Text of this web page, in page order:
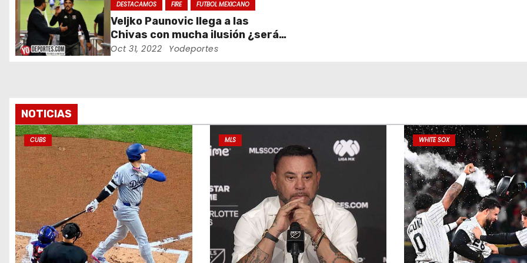
e
e
r
a
d
a
s
DESTACAMOS FIRE FUTBOL MEXICANO
Veljko Paunovic llega a las
Chivas con mucha ilusión ¿será
suficiente?
Oct 31, 2022 Yodeportes
NOTICIAS
CUBS MLS WHITE SOX